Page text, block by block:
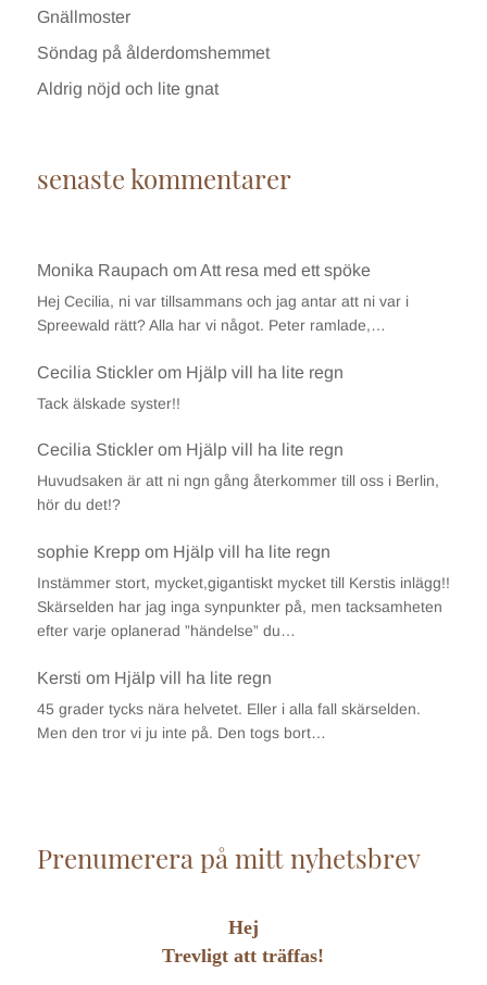
Gnällmoster
Söndag på ålderdomshemmet
Aldrig nöjd och lite gnat
senaste kommentarer
Monika Raupach omAtt resa med ett spöke
Hej Cecilia, ni var tillsammans och jag antar att ni var i
Spreewald rätt? Alla har vi något. Peter ramlade,…
Cecilia Sticklerom Hjälp vill ha lite regn
Tack älskade syster!!
Cecilia Sticklerom Hjälp vill ha lite regn
Huvudsaken är att ni ngn gång återkommer till oss i Berlin,
hör du det!?
sophie Kreppom Hjälp vill ha lite regn
Instämmer stort, mycket,gigantiskt mycket till Kerstis inlägg!!
Skärselden har jag inga synpunkter på, men tacksamheten
efter varje oplanerad ”händelse” du…
Kersti om Hjälp vill ha lite regn
45 grader tycks nära helvetet. Eller i alla fall skärselden.
Men den tror vi ju inte på. Den togs bort…
Prenumerera på mitt nyhetsbrev
Hej
Trevligt att träffas!